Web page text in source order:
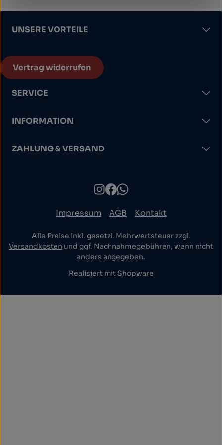
UNSERE VORTEILE
Vertrag widerrufen
SERVICE
INFORMATION
ZAHLUNG & VERSAND
Impressum AGB Kontakt
Alle Preise inkl. gesetzl. Mehrwertsteuer zzgl.
Versandkosten und ggf. Nachnahmegebühren, wenn nicht
anders angegeben.
Realisiert mit Shopware